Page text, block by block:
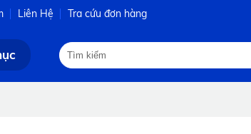
Liên Hệ Tra cứu đơn hàng